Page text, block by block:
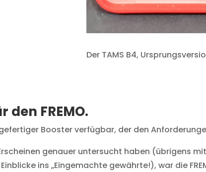
Der TAMS B4,
FREMO.
Booster verfügbar, der den
genauer untersucht haben (übrigens
ins „Eingemachte gewährte!), war die